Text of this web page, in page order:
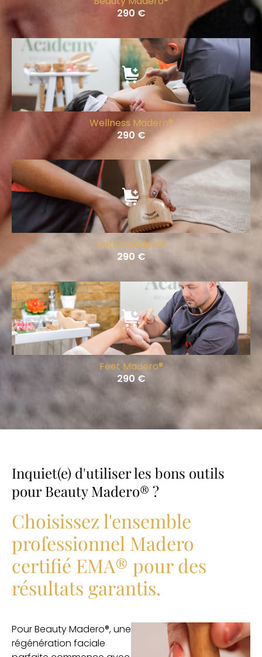
290 €
Wellness Madero®
290 €
Detox Madero®
290 €
Feet Madero®
290 €
Inquiet(e) d'utiliser les bons outils
pour Beauty Madero® ?
Choisissez l'ensemble
professionnel Madero
certifié EMA® pour des
résultats garantis.
Pour Beauty Madero®, une
régénération faciale